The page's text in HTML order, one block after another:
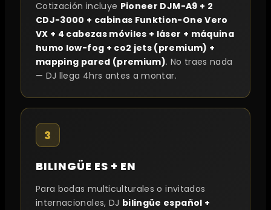
Cotización incluye Pioneer DJM-A9 + 2
CDJ-3000 + cabinas Funktion-One Vero
VX + 4 cabezas móviles + láser + máquina
humo low-fog + co2 jets (premium) +
mapping pared (premium). No traes nada
— DJ llega 4hrs antes a montar.
3
BILINGÜE ES + EN
Para bodas multiculturales o invitados
internacionales, DJ bilingüe español +